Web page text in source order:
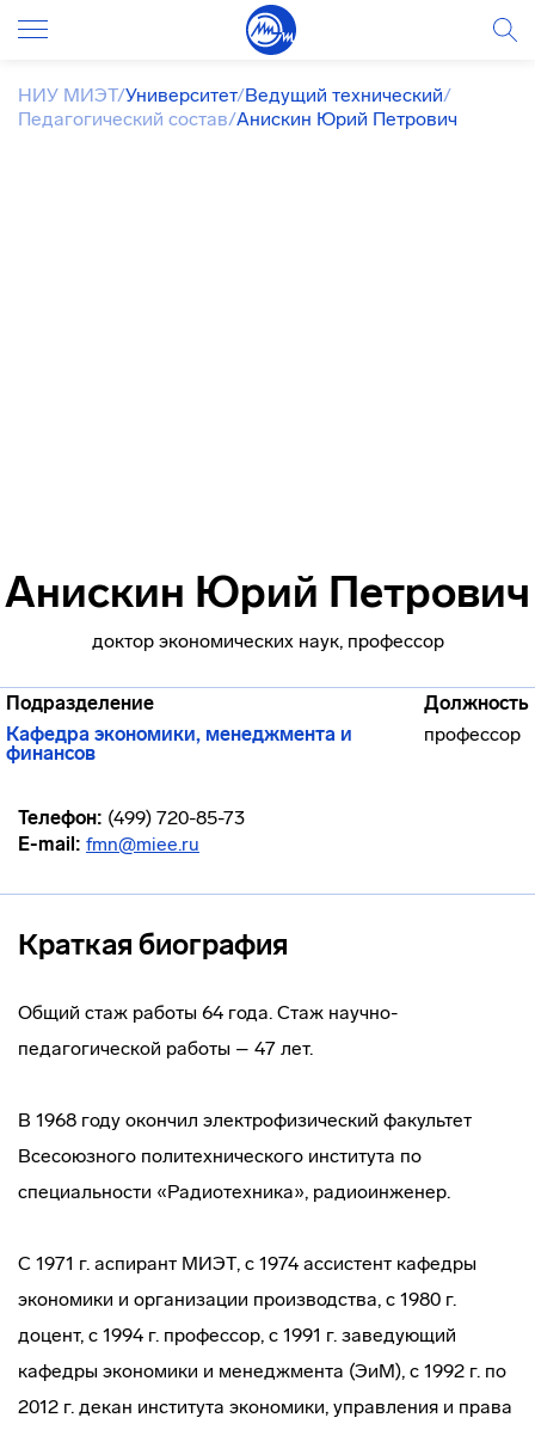
НИУ МИЭТ/Университет/Ведущий технический/
Педагогический состав/Анискин Юрий Петрович
Анискин Юрий Петрович
доктор экономических наук, профессор
Подразделение
Должность
Кафедра экономики, менеджмента и
финансов
профессор
Телефон: (499) 720-85-73
E-mail: fmn@miee.ru
Краткая биография
Общий стаж работы 64 года. Стаж научно-
педагогической работы – 47 лет.
В 1968 году окончил электрофизический факультет
Всесоюзного политехнического института по
специальности «Радиотехника», радиоинженер.
С 1971 г. аспирант МИЭТ, с 1974 ассистент кафедры
экономики и организации производства, с 1980 г.
доцент, с 1994 г. профессор, с 1991 г. заведующий
кафедры экономики и менеджмента (ЭиМ), с 1992 г. по
2012 г. декан института экономики, управления и права